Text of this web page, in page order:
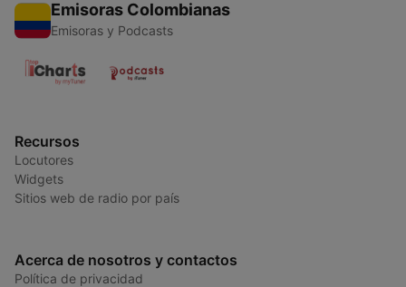
Emisoras Colombianas
Emisoras y Podcasts
Recursos
Locutores
Widgets
Sitios web de radio por país
Acerca de nosotros y contactos
Política de privacidad